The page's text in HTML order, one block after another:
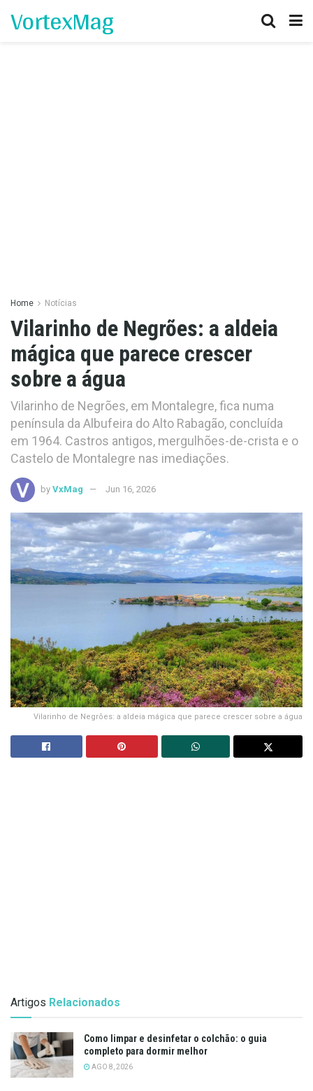
VortexMag
Home Notícias
Vilarinho de Negrões: a aldeia
mágica que parece crescer
sobre a água
Vilarinho de Negrões, em Montalegre, fica numa
península da Albufeira do Alto Rabagão, concluída
em 1964. Castros antigos, mergulhões-de-crista e o
Castelo de Montalegre nas imediações.
by VxMag Jun 16, 2026
Vilarinho de Negrões: a aldeia mágica que parece crescer sobre a água
Artigos Relacionados
Como limpar e desinfetar o colchão: o guia
completo para dormir melhor
AGO 8, 2026